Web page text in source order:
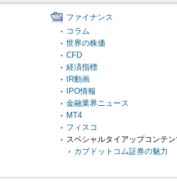
ファイナンス
コラム
世界の株価
CFD
経済指標
IR動画
IPO情報
金融業界ニュース
MT4
フィスコ
スペシャルタイアップコンテ
カブドットコム証券の魅力